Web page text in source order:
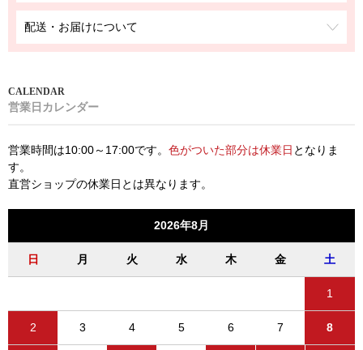
配送・お届けについて
営業日カレンダー
営業時間は10:00～17:00です。 色がついた部分は休業日 となりま
す。
直営ショップの休業日とは異なります。
2026年8月
日 月 火 水 木 金 土
1
2 3 4 5 6 7 8